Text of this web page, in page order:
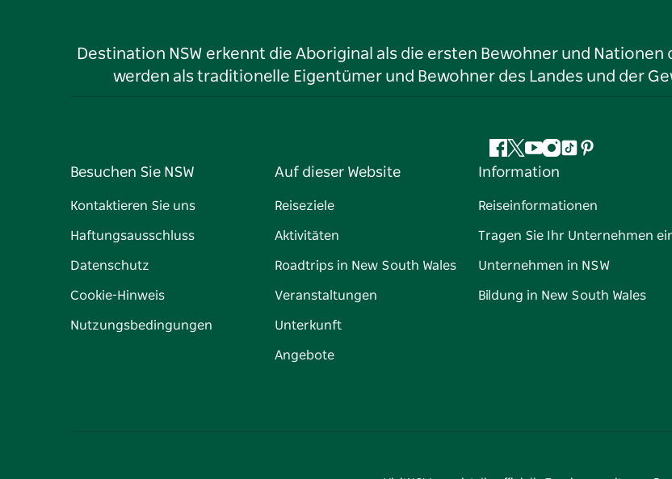
Destination NSW erkennt die Aboriginal als die ersten Bewohner und
werden als traditionelle Eigentümer und Bewohner des Landes und der
Facebook
Twitter
YouTube
Instagram
TikTokPinterest
Besuchen Sie NSW
Kontaktieren Sie uns
Haftungsausschluss
Datenschutz
Cookie-Hinweis
Nutzungsbedingungen
Auf dieser Website
Reiseziele
Aktivitäten
Roadtrips in New South Wales
Veranstaltungen
Unterkunft
Angebote
Information
Reiseinformationen
Tragen Sie Ihr Unternehmen
Unternehmen in NSW
Bildung in New South Wales